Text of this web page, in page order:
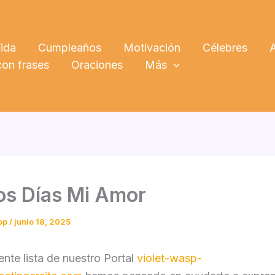
Cumpleaños Motivación Célebres
frases
Oraciones Más
Días Mi Amor
/ junio 18, 2025
lista de nuestro Portal violet-wasp-